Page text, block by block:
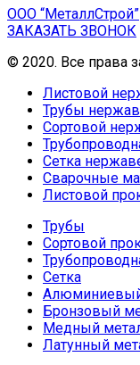
ООО “МеталлСтрой”
ЗАКАЗАТЬ ЗВОНОК
© 2020. Все права
Листовой
Трубы
Сортовой
Сетка
Сварочные
Листовой
Трубы
Сортовой
Сетка
Бронзовый
Медный
Латунный